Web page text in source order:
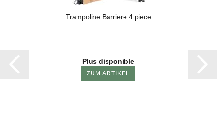
Tram­po­line Bar­riere 4 piece
Plus disponible
ZUM ARTIKEL